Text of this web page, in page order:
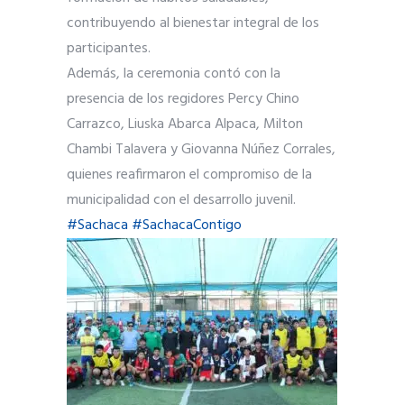
contribuyendo al bienestar integral de los
participantes.
Además, la ceremonia contó con la
presencia de los regidores Percy Chino
Carrazco, Liuska Abarca Alpaca, Milton
Chambi Talavera y Giovanna Núñez Corrales,
quienes reafirmaron el compromiso de la
municipalidad con el desarrollo juvenil.
#Sachaca #SachacaContigo